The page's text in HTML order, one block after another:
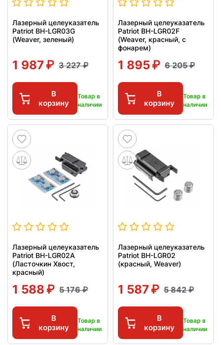
Лазерный целеуказатель
Patriot BH-LGR03G
(Weaver, зеленый)
1 987 3 227
В
корзину
Товар в
наличии
Лазерный целеуказатель
Patriot BH-LGR02F
(Weaver, красный, с
фонарем)
1 895 6 205
В
корзину
Товар в
наличии
Лазерный целеуказатель
Patriot BH-LGR02A
(Ласточкин Хвост,
красный)
1 588 5 176
В
корзину
Товар в
наличии
Лазерный целеуказатель
Patriot BH-LGR02
(красный, Weaver)
1 587 5 842
В
корзину
Товар в
наличии